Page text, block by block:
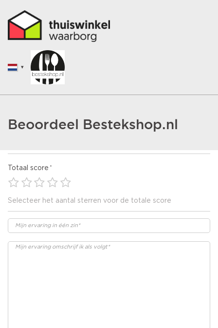
Beoordeel Bestekshop.nl
Totaal score
Selecteer het aantal sterren voor de totale score